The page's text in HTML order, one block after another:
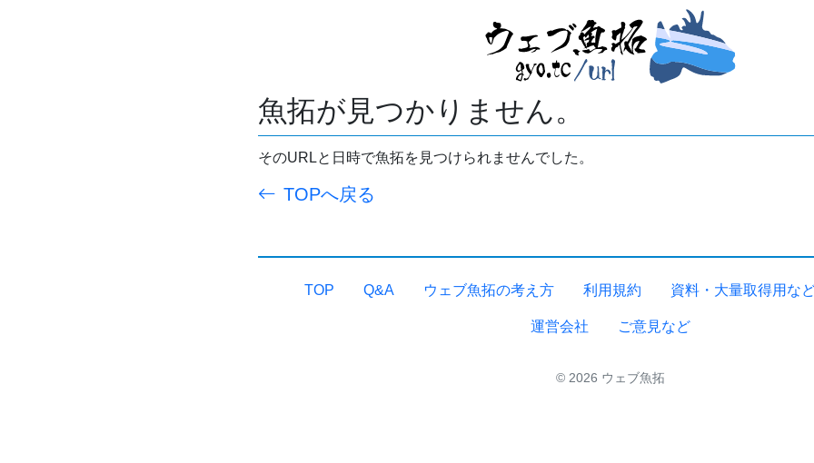
魚拓が見つかりません。
そのURLと日時で魚拓を見つけられませんでした。
TOPへ戻る
TOP Q&A ウェブ魚拓の考え方 利用規約 資料・大量取得用な
運営会社 ご意見など
© 2026 ウェブ魚拓